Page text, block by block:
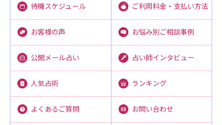
待機スケジュール ご利用料金・支払い方法
お客様の声 お悩み別ご相談事例
公開メール占い 占い師インタビュー
人気占術 ランキング
よくあるご質問 お問い合わせ